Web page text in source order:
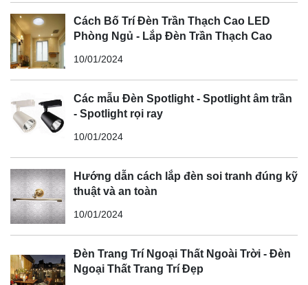
Cách Bố Trí Đèn Trần Thạch Cao LED
Phòng Ngủ - Lắp Đèn Trần Thạch Cao
10/01/2024
Các mẫu Đèn Spotlight - Spotlight âm trần
- Spotlight rọi ray
10/01/2024
Hướng dẫn cách lắp đèn soi tranh đúng kỹ
thuật và an toàn
10/01/2024
Đèn Trang Trí Ngoại Thất Ngoài Trời - Đèn
Ngoại Thất Trang Trí Đẹp